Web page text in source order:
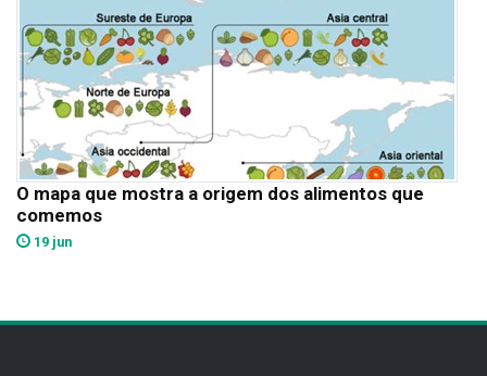
O mapa que mostra a origem dos alimentos que
comemos
19 jun